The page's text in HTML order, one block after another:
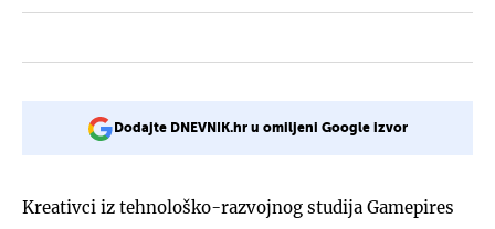
Dodajte DNEVNIK.hr u omiljeni Google izvor
Kreativci iz tehnološko-razvojnog studija Gamepires